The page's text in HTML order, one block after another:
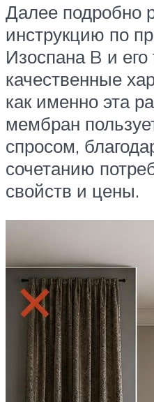
Далее подробно
инструкцию по
Изоспана B и его
качественные
как именно эта
мембран
спросом,
сочетанию
свойств и цены.